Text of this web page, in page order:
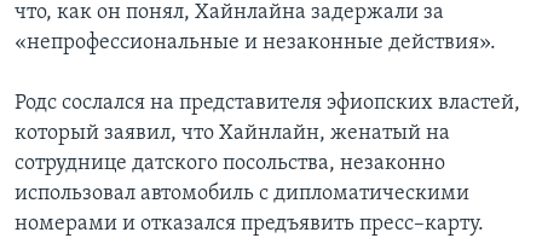
что, как он понял, Хайнлайна задержали за
«непрофессиональные и незаконные действия».
Родс сослался на представителя эфиопских властей,
который заявил, что Хайнлайн, женатый на
сотруднице датского посольства, незаконно
использовал автомобиль с дипломатическими
номерами и отказался предъявить пресс–карту.